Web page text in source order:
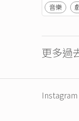
音樂
更多過
Instagram